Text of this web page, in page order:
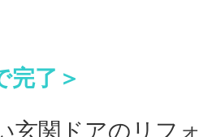
完了＞
玄関ドアのリフ